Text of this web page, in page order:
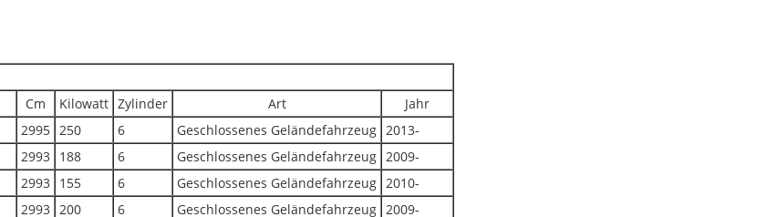
Cm Kilowatt Zylinder Art
Jahr
2995 250 6 Geschlossenes Geländefahrzeug 2013-
2993 188 6 Geschlossenes Geländefahrzeug 2009-
2993 155 6 Geschlossenes Geländefahrzeug 2010-
2993 200 6 Geschlossenes Geländefahrzeug 2009-